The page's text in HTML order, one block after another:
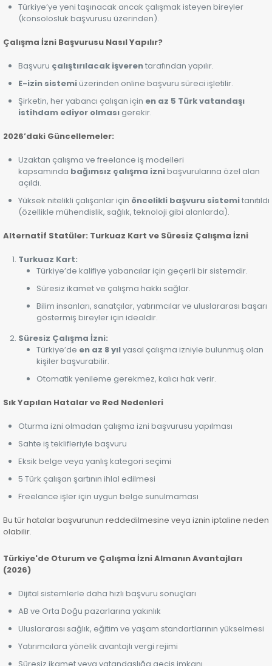
Türkiye’ye yeni taşınacak ancak çalışmak isteyen bireyler
(konsolosluk başvurusu üzerinden).
Çalışma İzni Başvurusu Nasıl Yapılır?
Başvuru çalıştırılacak işverentarafından yapılır.
E-izin sistemiüzerinden online başvuru süreci işletilir.
Şirketin, her yabancı çalışan için en az 5 Türk vatandaşı
istihdam ediyor olması gerekir.
2026’daki Güncellemeler:
Uzaktan çalışma ve freelance iş modelleri
kapsamında bağımsız çalışma iznibaşvurularına özel alan
açıldı.
Yüksek nitelikli çalışanlar için öncelikli başvuru sistemitanıtıldı
(özellikle mühendislik, sağlık, teknoloji gibi alanlarda).
Alternatif Statüler: Turkuaz Kart ve Süresiz Çalışma İzni
Turkuaz Kart:
Türkiye’de kalifiye yabancılar için geçerli bir sistemdir.
Süresiz ikamet ve çalışma hakkı sağlar.
Bilim insanları, sanatçılar, yatırımcılar ve uluslararası başarı
göstermiş bireyler için idealdir.
Süresiz Çalışma İzni:
Türkiye’de en az 8 yılyasal çalışma izniyle bulunmuş olan
kişiler başvurabilir.
Otomatik yenileme gerekmez, kalıcı hak verir.
Sık Yapılan Hatalar ve Red Nedenleri
Oturma izni olmadan çalışma izni başvurusu yapılması
Sahte iş teklifleriyle başvuru
Eksik belge veya yanlış kategori seçimi
5 Türk çalışan şartının ihlal edilmesi
Freelance işler için uygun belge sunulmaması
Bu tür hatalar başvurunun reddedilmesine veya iznin iptaline neden
olabilir.
Türkiye'de Oturum ve Çalışma İzni Almanın Avantajları
(2026)
Dijital sistemlerle daha hızlı başvuru sonuçları
AB ve Orta Doğu pazarlarına yakınlık
Uluslararası sağlık, eğitim ve yaşam standartlarının yükselmesi
Yatırımcılara yönelik avantajlı vergi rejimi